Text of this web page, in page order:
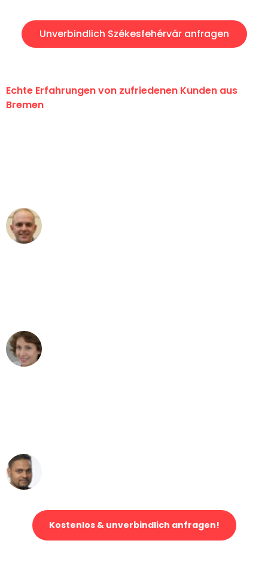
Unverbindlich Székesfehérvár anfragen
Echte Erfahrungen von zufriedenen Kunden aus
Bremen
Kostenlos & unverbindlich anfragen!